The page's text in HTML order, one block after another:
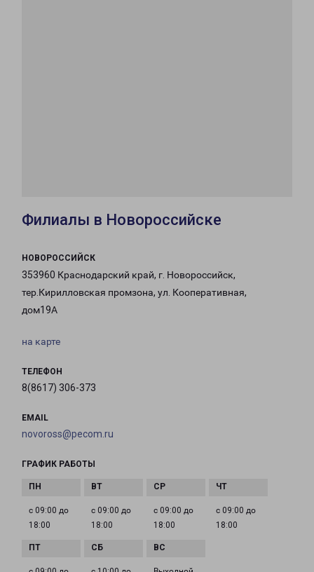
Филиалы в Новороссийске
НОВОРОССИЙСК
353960 Краснодарский край, г. Новороссийск,
тер.Кирилловская промзона, ул. Кооперативная,
дом19А
на карте
ТЕЛЕФОН
8(8617) 306-373
EMAIL
novoross@pecom.ru
ГРАФИК РАБОТЫ
с 09:00 до
18:00
с 09:00 до
18:00
с 09:00 до
18:00
с 09:00 до
18:00